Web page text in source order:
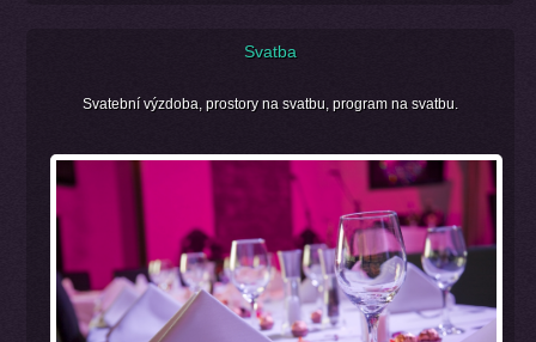
Svatba
Svatební výzdoba, prostory na svatbu, program na svatbu.